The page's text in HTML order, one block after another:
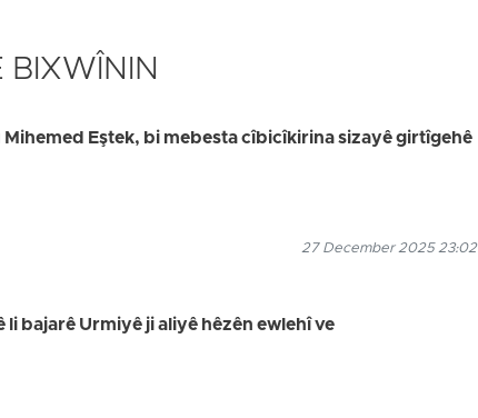
BIXWÎNIN
Eştek, bi mebesta cîbicîkirina sizayê girtîgehê
27 December 2025 23:02
bajarê Urmiyê ji aliyê hêzên ewlehî ve